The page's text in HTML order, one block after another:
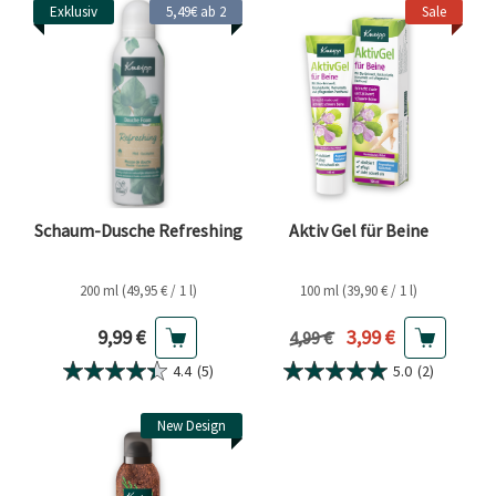
5,49€ ab 2
Exklusiv
Schaum-Dusche Refreshing
200 ml (49,95 € / 1 l)
Aktueller Preis
9,99 €
4.4 (5)
Sale
Aktiv Gel für Beine
100 ml (39,90 € / 1 l)
Vorheriger Preis
4,99 € Aktueller Preis
3,99 €
5.0 (2)
New Design